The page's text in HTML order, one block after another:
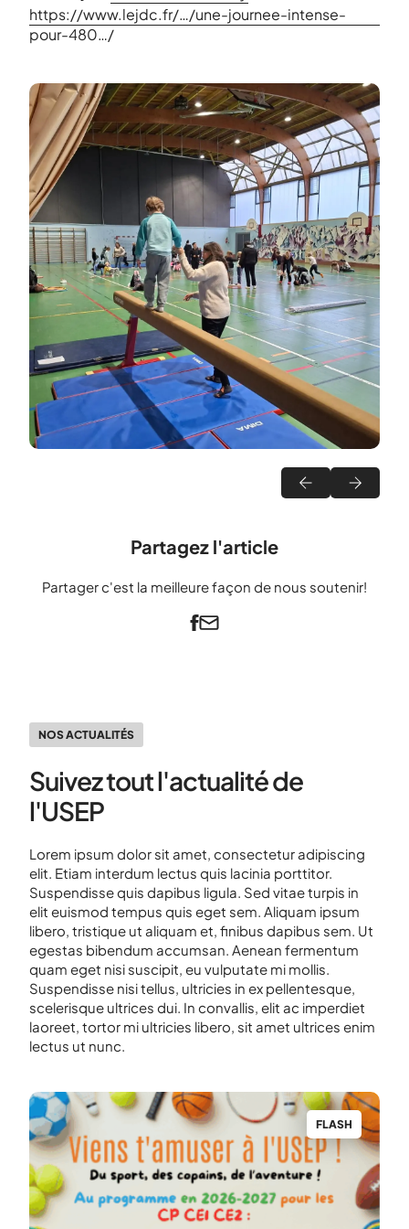
https://www.lejdc.fr/…/une-journee-intense-
pour-480…/
Partagez l'article
Partager c'est la meilleure façon de nous soutenir!
NOS ACTUALITÉS
Suivez tout l'actualité de
l'USEP
Lorem ipsum dolor sit amet, consectetur adipiscing
elit. Etiam interdum lectus quis lacinia porttitor.
Suspendisse quis dapibus ligula. Sed vitae turpis in
elit euismod tempus quis eget sem. Aliquam ipsum
libero, tristique ut aliquam et, finibus dapibus sem. Ut
egestas bibendum accumsan. Aenean fermentum
quam eget nisi suscipit, eu vulputate mi mollis.
Suspendisse nisi tellus, ultricies in ex pellentesque,
scelerisque ultrices dui. In convallis, elit ac imperdiet
laoreet, tortor mi ultricies libero, sit amet ultrices enim
lectus ut nunc.
FLASH